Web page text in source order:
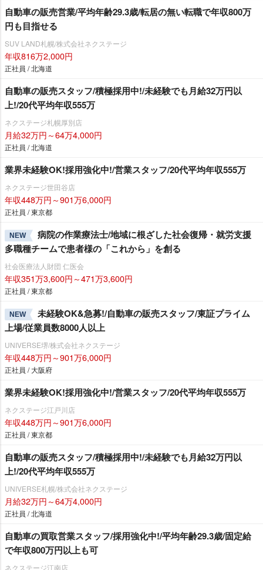
自動車の販売営業/平均年齢29.3歳/転居の無い転職で年収800万
円も目指せる
SUV LAND札幌/株式会社ネクステージ
年収816万2,000円
正社員 / 北海道
自動車の販売スタッフ/積極採用中!/未経験でも月給32万円以
上!/20代平均年収555万
ネクステージ札幌厚別店
月給32万円～64万4,000円
正社員 / 北海道
業界未経験OK!採用強化中!/営業スタッフ/20代平均年収555万
ネクステージ世田谷店
年収448万円～901万6,000円
正社員 / 東京都
NEW
病院の作業療法士/地域に根ざした社会復帰・就労支援
多職種チームで患者様の「これから」を創る
社会医療法人財団 仁医会
年収351万3,600円～471万3,600円
正社員 / 東京都
NEW
未経験OK&急募!/自動車の販売スタッフ/東証プライム
上場/従業員数8000人以上
UNIVERSE堺/株式会社ネクステージ
年収448万円～901万6,000円
正社員 / 大阪府
業界未経験OK!採用強化中!/営業スタッフ/20代平均年収555万
ネクステージ江戸川店
年収448万円～901万6,000円
正社員 / 東京都
自動車の販売スタッフ/積極採用中!/未経験でも月給32万円以
上!/20代平均年収555万
UNIVERSE札幌/株式会社ネクステージ
月給32万円～64万4,000円
正社員 / 北海道
自動車の買取営業スタッフ/採用強化中!/平均年齢29.3歳/固定給
で年収800万円以上も可
ネクステージ江南店